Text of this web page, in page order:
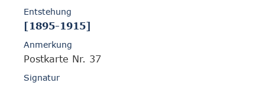
Entstehung
[1895-1915]
Anmerkung
Postkarte Nr. 37
Signatur